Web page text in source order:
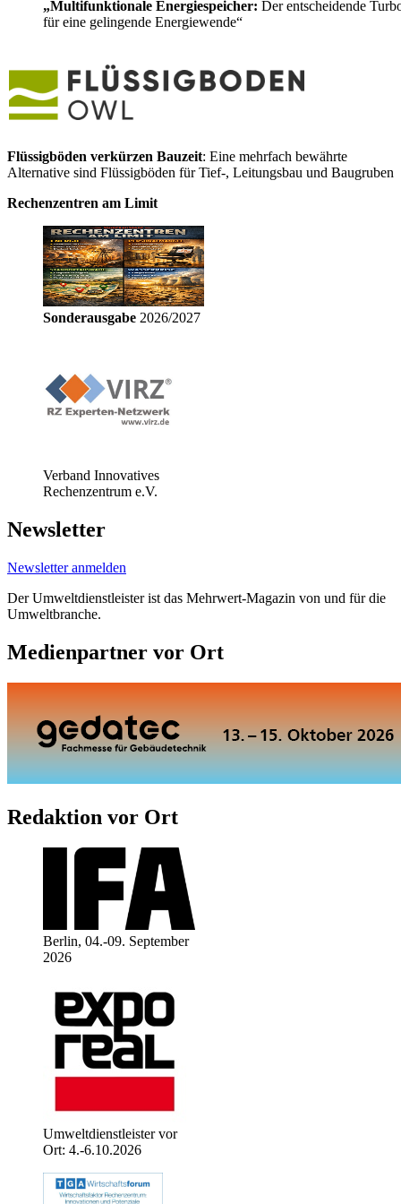
„Multifunktionale Energiespeicher: Der entscheidende
für eine gelingende Energiewende“
Flüssigböden verkürzen Bauzeit: Eine mehrfach bewährte
Alternative sind Flüssigböden für Tief-, Leitungsbau und Baugruben
Rechenzentren am Limit
Sonderausgabe 2026/2027
Verband Innovatives
Rechenzentrum e.V.
Newsletter
Newsletter anmelden
Der Umweltdienstleister ist das Mehrwert-Magazin von und für die
Umweltbranche.
Medienpartner vor Ort
Redaktion vor Ort
Berlin, 04.-09. September
2026
Umweltdienstleister vor
Ort: 4.-6.10.2026